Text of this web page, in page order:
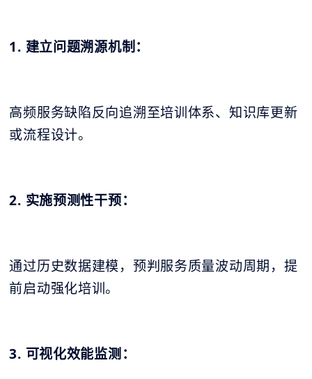
1. 建立问题溯源机制：
高频服务缺陷反向追溯至培训体系、知识库更新
或流程设计。
2. 实施预测性干预：
通过历史数据建模，预判服务质量波动周期，提
前启动强化培训。
3. 可视化效能监测：